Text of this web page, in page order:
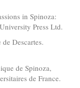
in Spinoza:
Press Ltd.
Descartes.
de Spinoza,
de France.